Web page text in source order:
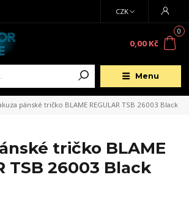
Menu
CZK
0
0,00 Kč
pánské tričko BLAME REGULAR TSB 26003 Black
tričko BLAME
TSB 26003 Black